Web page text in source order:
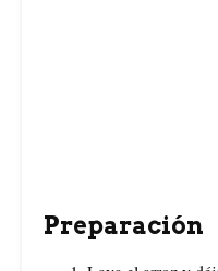
Preparación